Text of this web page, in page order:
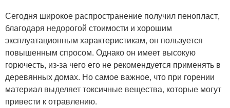
Сегодня широкое распространение получил пенопласт,
благодаря недорогой стоимости и хорошим
эксплуатационным характеристикам, он пользуется
повышенным спросом. Однако он имеет высокую
горючесть, из-за чего его не рекомендуется применять в
деревянных домах. Но самое важное, что при горении
материал выделяет токсичные вещества, которые могут
привести к отравлению.